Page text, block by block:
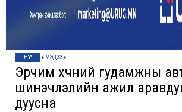
НҮҮР » МЭДЭЭ»
Эрчим хүчний гудамжны
шинэчлэлийн ажил
дуусна